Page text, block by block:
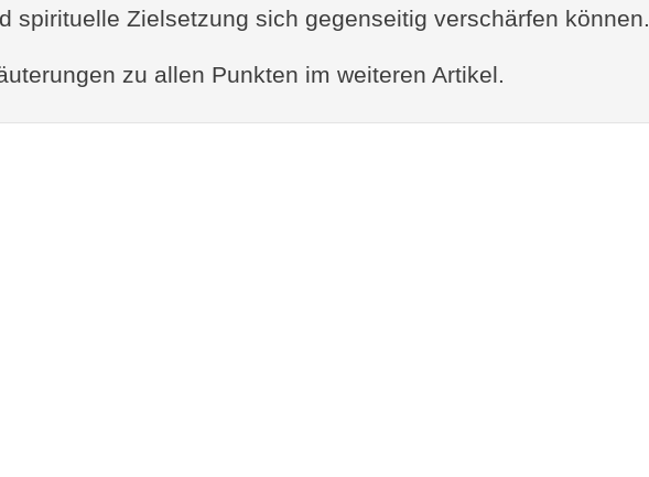
spirituelle Zielsetzung sich gegenseitig verschärfen können.
zu allen Punkten im weiteren Artikel.